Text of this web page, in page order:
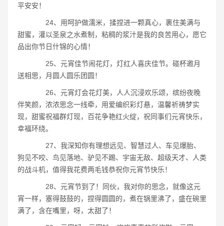
平安安！
24、用呵护做濡米，揉捏进一颗真心，裹住美满与
甜蜜，灌以圣泉之水煮制，粘稠的浆汁是我的良苦用心，愿它
品出你节日什锦的心情！
25、元宵佳节闹花灯，灯红人喜庆佳节。碰杯邀月
送相思，月圆人圆乐团圆！
26、元宵灯会花灯美，人人沉浸欢乐颂，缤纷夜晚
伴笑颜，浓浓思念一线牵，用爱编织彩灯悬，温馨祈祷梦实
现，甜蜜祝福群灯现，百花争艳红火绽，祝同事们元宵快乐，
幸福环绕。
27、我深知你有理想远见、智慧过人、车见爆胎、
狗见不咬、鸟见落地、驴见不踢、宇宙无敌、超级天才、人类
的战斗机，值得我花费两毛钱恭祝你元宵节快乐！
28、元宵节到了！同伙，我对你的思念，就像这元
宵一样，塞得鼓鼓的，捏得圆圆的，煮在锅里沸了，盛在碗里
满了，含在嘴里，呀，太甜了！